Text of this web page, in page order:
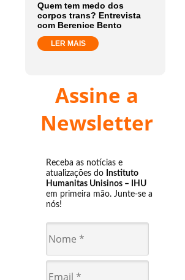
Quem tem medo dos
corpos trans? Entrevista
com Berenice Bento
LER MAIS
Assine a
Newsletter
Receba as notícias e
atualizações do Instituto
Humanitas Unisinos – IHU
em primeira mão. Junte-se a
nós!